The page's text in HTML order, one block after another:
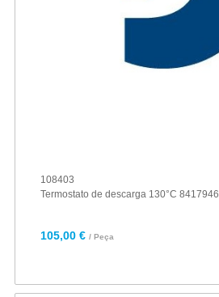
108403
Termostato de descarga 130°C 8417946
105,00 € / Peça